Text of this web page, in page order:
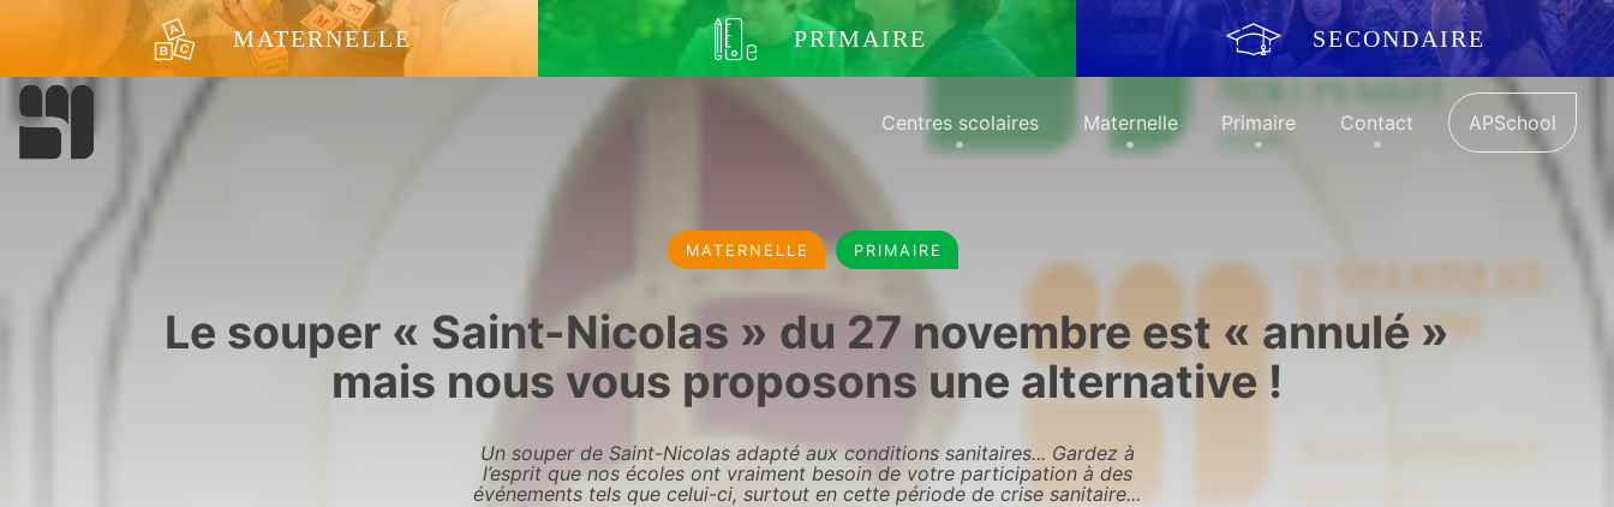
MATERNELLE PRIMAIRE SECONDAIRE
Centres scolaires Maternelle Primaire Contact APSchool
MATERNELLE PRIMAIRE
Le souper « Saint-Nicolas » du 27 novembre est « annulé »
mais nous vous proposons une alternative !
Un souper de Saint-Nicolas adapté aux conditions sanitaires... Gardez à
l’esprit que nos écoles ont vraiment besoin de votre participation à des
événements tels que celui-ci, surtout en cette période de crise sanitaire...